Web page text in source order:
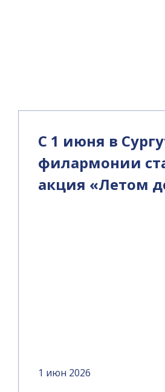
С 1 июня в
филармонии
акция «Летом
1 июн 2026